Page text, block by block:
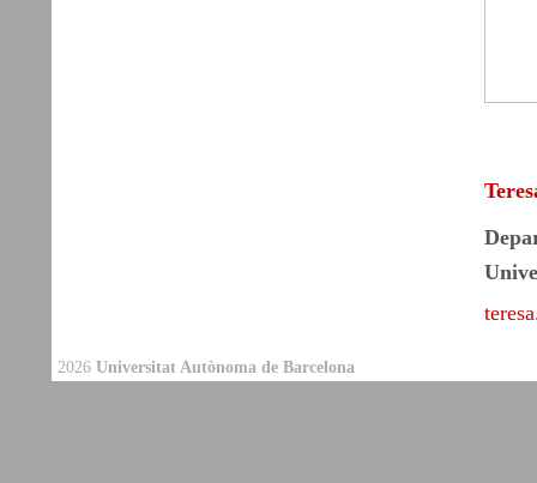
2026 Universitat Autònoma de Barcelona